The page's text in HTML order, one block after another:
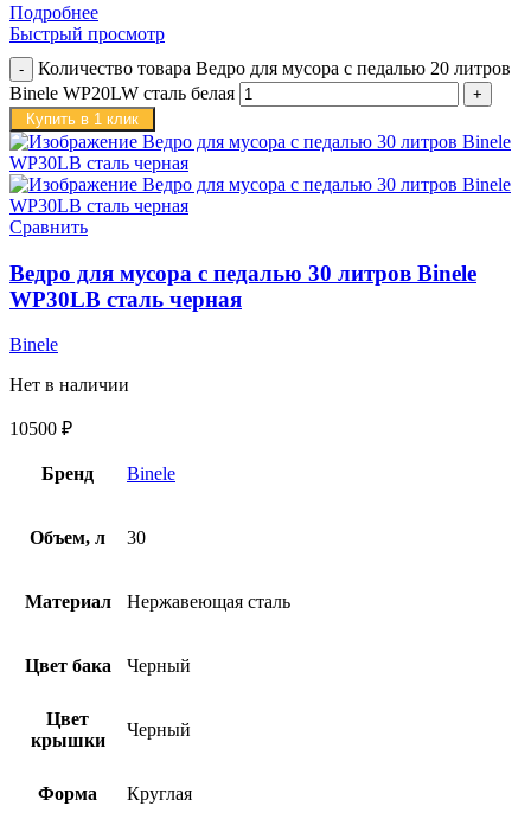
Подробнее
Быстрый просмотр
Количество товара Ведро для мусора с педалью 20 литров
Binele WP20LW сталь белая
Купить в 1 клик
Сравнить
Ведро для мусора с педалью 30 литров Binele
WP30LB сталь черная
Binele
Нет в наличии
10500 ₽
Бренд Binele
Объем, л 30
Материал Нержавеющая сталь
Цвет бака Черный
Цвет
крышки
Черный
Форма Круглая